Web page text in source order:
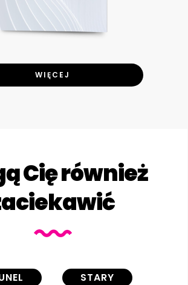
WIĘCEJ
Cię również
STARY